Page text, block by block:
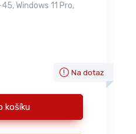
Windows 11 Pro,
Na dotaz
košíku